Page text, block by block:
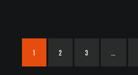
1 2 3